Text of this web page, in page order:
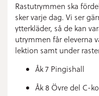
Rastutrymmen ska
sker varje dag. Vi ser
ytterkläder, så de kan
utrymmen får eleverna
lektion samt under
Åk 7 Pingishall
Åk 8 Övre del C-